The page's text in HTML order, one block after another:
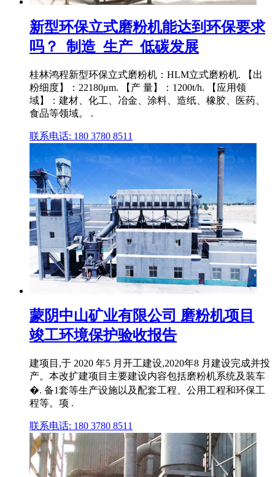
新型环保立式磨粉机能达到环保要求
吗？_制造_生产_低碳发展
桂林鸿程新型环保立式磨粉机：HLM立式磨粉机. 【出
粉细度】：22180μm. 【产 量】：1200t/h. 【应用领
域】：建材、化工、冶金、涂料、造纸、橡胶、医药、
食品等领域。 .
联系电话: 180 3780 8511
蒙阴中山矿业有限公司 磨粉机项目
竣工环境保护验收报告
建项目,于 2020 年5 月开工建设,2020年8 月建设完成并投
产。本改扩建项目主要建设内容包括磨粉机系统及装车
�. 备1套等生产设施以及配套工程、公用工程和环保工
程等。项 .
联系电话: 180 3780 8511